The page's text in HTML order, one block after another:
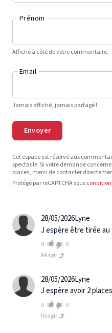
Prénom
Affiché à côté de votre commentaire.
Email
Jamais affiché, jamais partagé !
Envoyer
Cet espace est réservé aux
spectacle. Si votre demande
places, merci de contacter
Protégé par reCAPTCHA sous
28/05/2026Lyne
J espère être tirée
0
0
Réagir
28/05/2026Lyne
J espère avoir 2
0
0
Réagir